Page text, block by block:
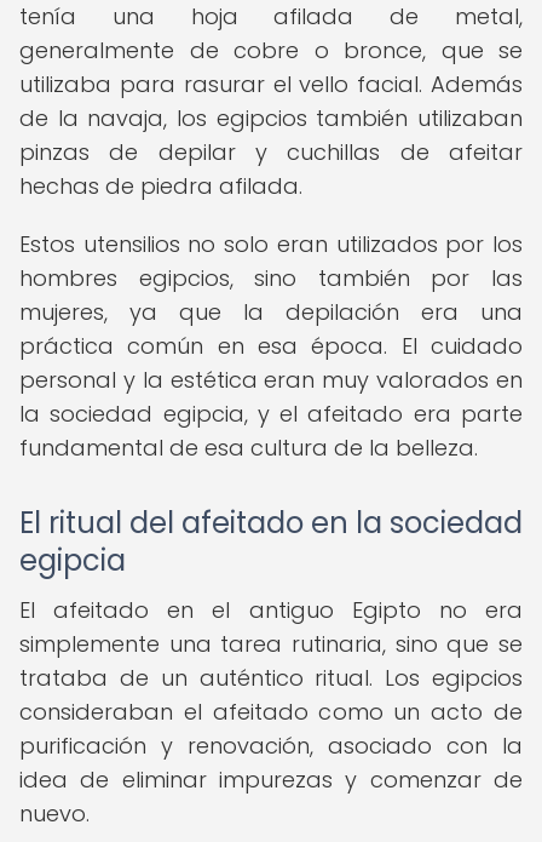
tenía una hoja afilada de metal,
generalmente de cobre o bronce, que se
utilizaba para rasurar el vello facial. Además
de la navaja, los egipcios también utilizaban
pinzas de depilar y cuchillas de afeitar
hechas de piedra afilada.
Estos utensilios no solo eran utilizados por los
hombres egipcios, sino también por las
mujeres, ya que la depilación era una
práctica común en esa época. El cuidado
personal y la estética eran muy valorados en
la sociedad egipcia, y el afeitado era parte
fundamental de esa cultura de la belleza.
El ritual del afeitado en la sociedad
egipcia
El afeitado en el antiguo Egipto no era
simplemente una tarea rutinaria, sino que se
trataba de un auténtico ritual. Los egipcios
consideraban el afeitado como un acto de
purificación y renovación, asociado con la
idea de eliminar impurezas y comenzar de
nuevo.